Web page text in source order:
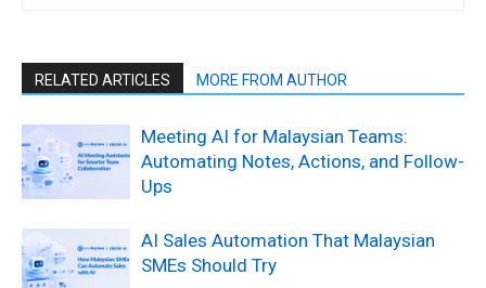
RELATED ARTICLES MORE FROM AUTHOR
Meeting AI for Malaysian Teams:
Automating Notes, Actions, and Follow-
Ups
AI Sales Automation That Malaysian
SMEs Should Try